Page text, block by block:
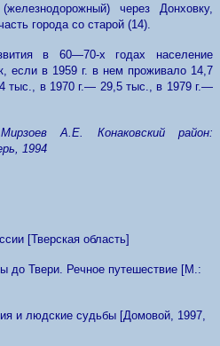
через Донховку,
города со старой (14).
в 60—70-х годах население
если в 1959 г. в нем проживало 14,7
тыс., в 1970 г.— 29,5 тыс., в 1979 г.—
А.Е. Конаковский район:
1994
[Тверская область]
до Твери. Речное путешествие [М.:
и людские судьбы [Домовой, 1997,